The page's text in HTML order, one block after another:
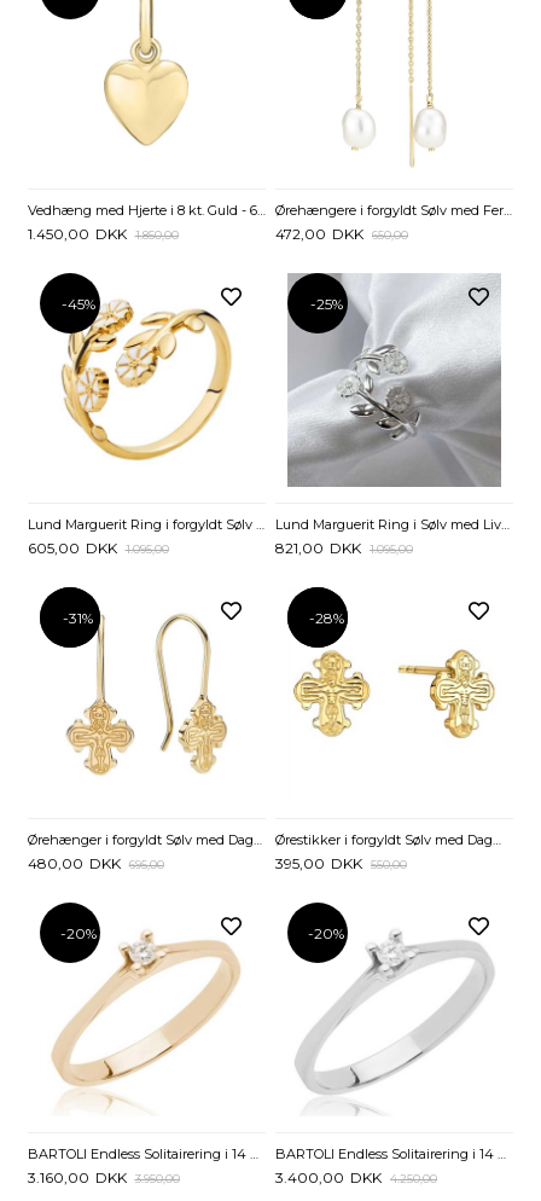
Vedhæng med Hjerte i 8 kt. Guld - 6,5 x 7 mm
1.450,00 DKK 1.850,00
Ørehængere i forgyldt Sølv med Ferskvandsperler – 8,8 mm
472,00 DKK 650,00
-45%
Lund Marguerit Ring i forgyldt Sølv med Livets Træ
605,00 DKK 1.095,00
-25%
Lund Marguerit Ring i Sølv med Livets Træ og 3 Margueritter
821,00 DKK 1.095,00
-31%
-31%
480,00 DKK 695,00
-28%
-28%
395,00 DKK 550,00
-20%
3.160,00 DKK 3.950,00
-20%
3.400,00 DKK 4.250,00